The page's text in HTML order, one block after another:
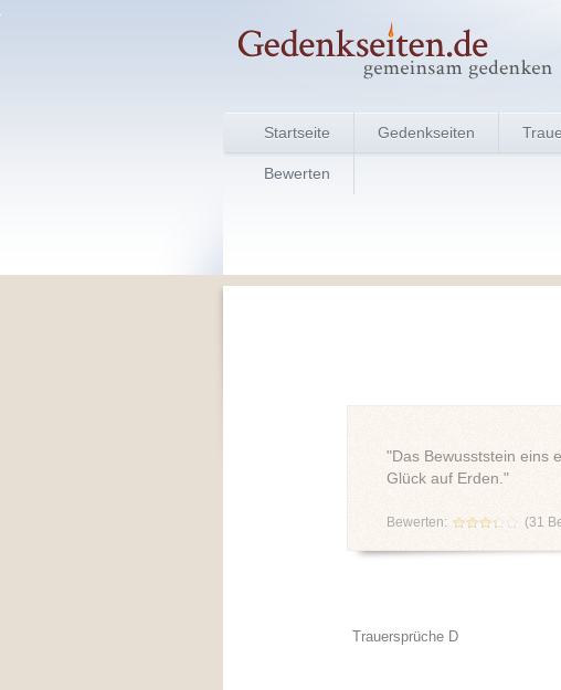
Startseite Gedenkseiten
Bewerten
"Das Bewusststein eins
Glück auf Erden."
Bewerten: (31
Trauersprüche D